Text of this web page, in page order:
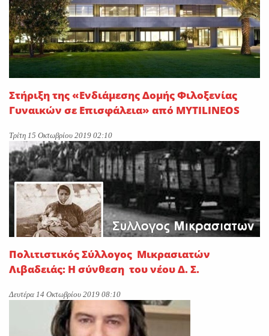
Στήριξη της «Ενδιάμεσης Δομής Φιλοξενίας
Γυναικών σε Επισφάλεια» από MYTILINEOS
Τρίτη 15 Οκτωβρίου 2019 02:10
Πολιτιστικός Σύλλογος Μικρασιατών
Λιβαδειάς: Η σύνθεση του νέου Δ. Σ.
Δευτέρα 14 Οκτωβρίου 2019 08:10